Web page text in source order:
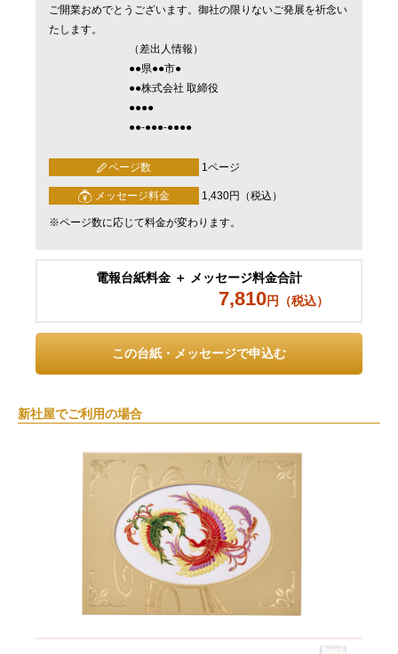
ご開業おめでとうございます。御社の限りないご発展を祈念い
たします。
（差出人情報）
●●県●●市●
●●株式会社 取締役
●●●●
●●-●●●-●●●●
ページ数 1ページ
メッセージ料金 1,430円（税込）
※ページ数に応じて料金が変わります。
電報台紙料金 ＋ メッセージ料金合計
7,810円（税込）
この台紙・メッセージで申込む
新社屋でご利用の場合